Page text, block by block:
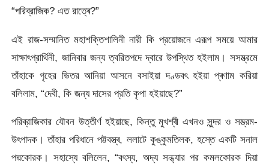
“পরিব্রাজিক? এত রাত্ৰে?”
এই রাজ-সম্মানিত মহাশক্তিশালিনী নারী কি প্রয়োজনে এরূপ সময়ে আমার
সাক্ষাৎপ্রার্থিনী, জানিবার জন্য ত্বরিতপদে দ্বারে উপস্থিত হইলাম। সসম্ভ্রমে
তাঁহাকে গৃহের ভিতর আনিয়া আসনে বসাইয়া দণ্ডবৎ হইয়া প্ৰণাম করিয়া
বলিলাম, “দেবী, কি জন্য দাসের প্রতি কৃপা হইয়াছে?”
পরিব্রাজিকার যৌবন উত্তীর্ণ হইয়াছে, কিন্তু মুখশ্ৰী এখনও সুন্দর ও সম্ভ্রম-
উৎপাদক। তাঁহার পরিধানে পট্টবস্ত্ৰ, ললাটে কুঙ্কুমতিলক, হস্তে একটি সনাল
পদ্মকোরক। সহাস্যে বলিলেন, “বৎস্য, অদ্য সন্ধ্যার পর কমলকোরক দিয়া